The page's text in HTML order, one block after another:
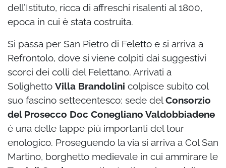
dell’Istituto, ricca di affreschi risalenti al 1800,
epoca in cui è stata costruita.
Si passa per San Pietro di Feletto e si arriva a
Refrontolo, dove si viene colpiti dai suggestivi
scorci dei colli del Felettano. Arrivati a
Solighetto Villa Brandolini colpisce subito col
suo fascino settecentesco: sede delConsorzio
del Prosecco Doc Conegliano Valdobbiadene
è una delle tappe più importanti del tour
enologico. Proseguendo la via si arriva a Col San
Martino, borghetto medievale in cui ammirare le